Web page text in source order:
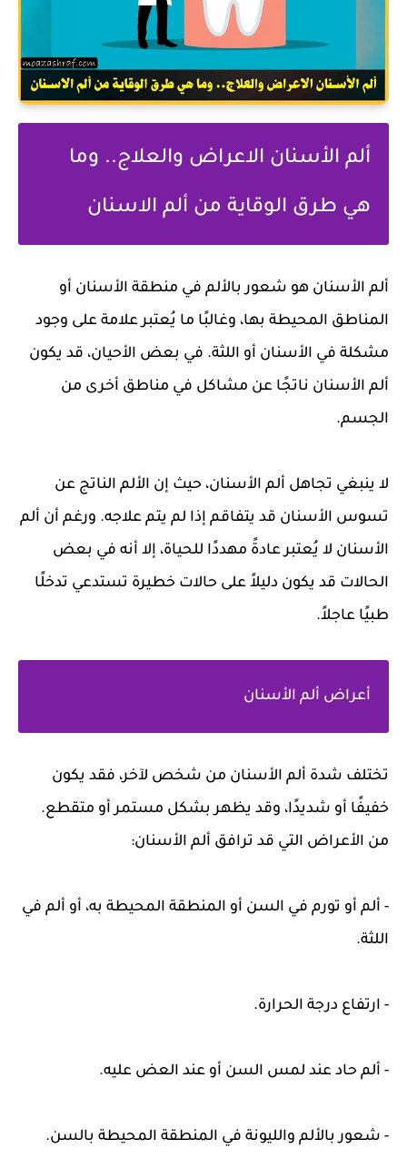
ألم الأسنان الاعراض والعلاج.. وما
هي طرق الوقاية من ألم الاسنان
ألم الأسنان هو شعور بالألم في منطقة الأسنان أو
المناطق المحيطة بها، وغالبًا ما يُعتبر علامة على وجود
مشكلة في الأسنان أو اللثة. في بعض الأحيان، قد يكون
ألم الأسنان ناتجًا عن مشاكل في مناطق أخرى من
الجسم.
لا ينبغي تجاهل ألم الأسنان، حيث إن الألم الناتج عن
تسوس الأسنان قد يتفاقم إذا لم يتم علاجه. ورغم أن ألم
الأسنان لا يُعتبر عادةً مهددًا للحياة، إلا أنه في بعض
الحالات قد يكون دليلاً على حالات خطيرة تستدعي تدخلًا
طبيًا عاجلاً.
أعراض ألم الأسنان
تختلف شدة ألم الأسنان من شخص لآخر، فقد يكون
خفيفًا أو شديدًا، وقد يظهر بشكل مستمر أو متقطع.
من الأعراض التي قد ترافق ألم الأسنان:
- ألم أو تورم في السن أو المنطقة المحيطة به، أو ألم في
اللثة.
- ارتفاع درجة الحرارة.
- ألم حاد عند لمس السن أو عند العض عليه.
- شعور بالألم والليونة في المنطقة المحيطة بالسن.